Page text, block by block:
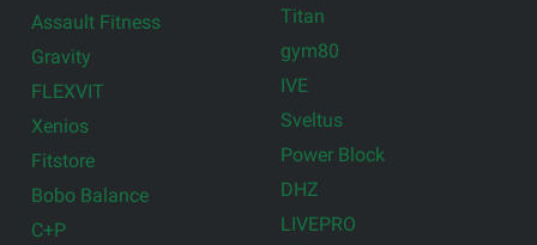
Assault Fitness
Gravity
FLEXVIT
Xenios
Fitstore
Bobo Balance
C+P
Titan
gym80
IVE
Sveltus
Power Block
DHZ
LIVEPRO